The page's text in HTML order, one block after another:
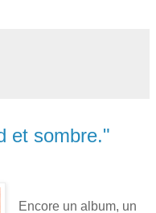
et sombre."
Encore un album, un